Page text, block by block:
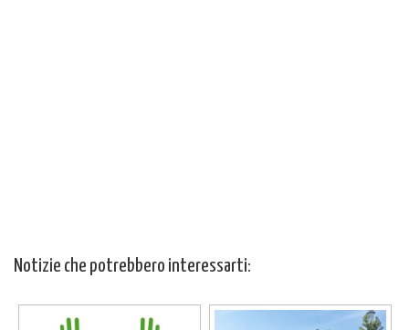
Notizie che potrebbero interessarti: